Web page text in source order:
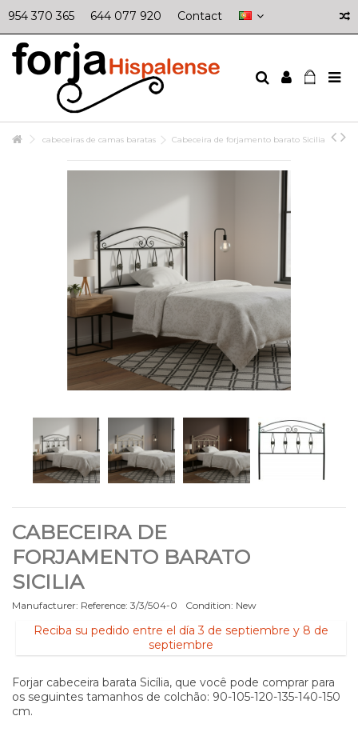
954 370 365 644 077 920 Contact
cabeceiras de camas baratas Cabeceira de forjamento barato Sicilia
CABECEIRA DE
FORJAMENTO BARATO
SICILIA
Manufacturer: Reference: 3/3/504-0 Condition: New
Reciba su pedido entre el día 3 de septiembre y 8 de
septiembre
Forjar cabeceira barata Sicília, que você pode comprar para
os seguintes tamanhos de colchão: 90-105-120-135-140-150
cm.